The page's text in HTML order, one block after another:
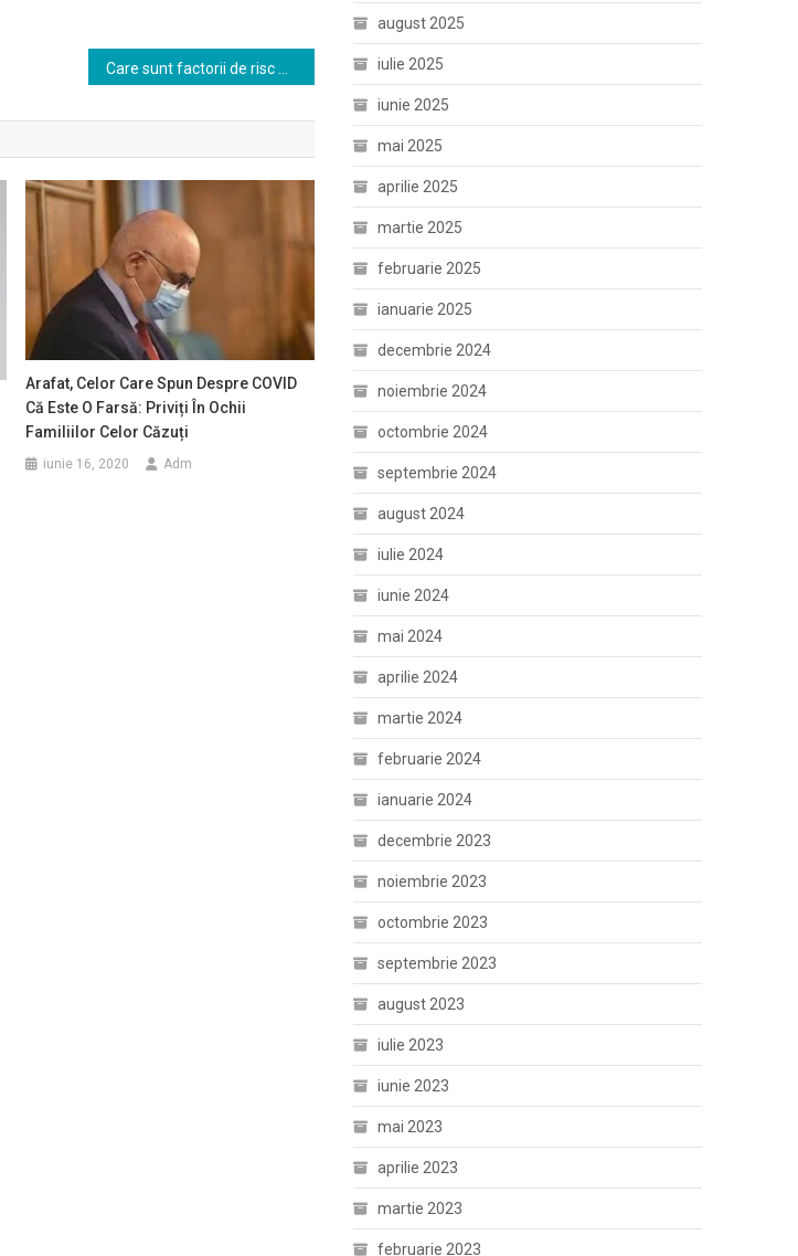
Arafat, Celor Care Spun Despre COVID
Că Este O Farsă: Priviți În Ochii
Familiilor Celor Căzuți
iunie 16, 2020 Adm
august 2025
iulie 2025
iunie 2025
mai 2025
aprilie 2025
martie 2025
februarie 2025
ianuarie 2025
decembrie 2024
noiembrie 2024
octombrie 2024
septembrie 2024
august 2024
iulie 2024
iunie 2024
mai 2024
aprilie 2024
martie 2024
februarie 2024
ianuarie 2024
decembrie 2023
noiembrie 2023
octombrie 2023
septembrie 2023
august 2023
iulie 2023
iunie 2023
mai 2023
aprilie 2023
martie 2023
februarie 2023